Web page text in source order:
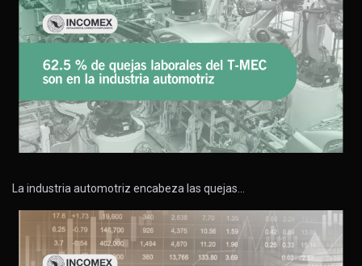
La industria automotriz encabeza las quejas…